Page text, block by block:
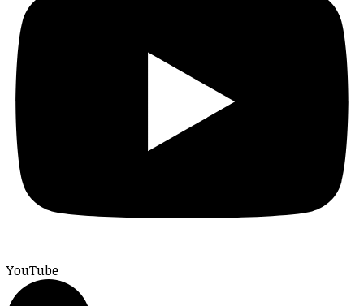
YouTube